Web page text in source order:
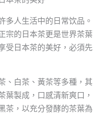
多人生活中的日常饮品。
宗的日本茶更是世界茶葉
受日本茶的美好，必須先
、白茶、黃茶等多種，其
葉製成，口感清新爽口，
茶，以充分發酵的茶葉為